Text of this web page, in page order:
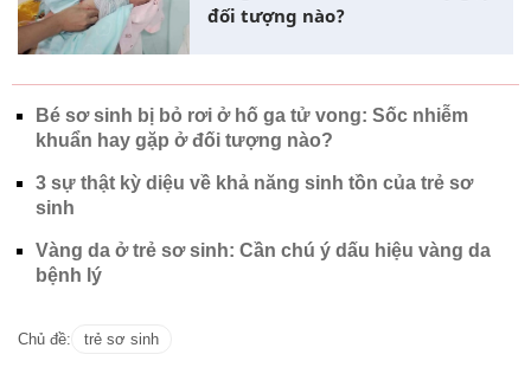
đối tượng nào?
Bé sơ sinh bị bỏ rơi ở hố ga tử vong: Sốc nhiễm
khuẩn hay gặp ở đối tượng nào?
3 sự thật kỳ diệu về khả năng sinh tồn của trẻ sơ
sinh
Vàng da ở trẻ sơ sinh: Cần chú ý dấu hiệu vàng da
bệnh lý
Chủ đề: trẻ sơ sinh